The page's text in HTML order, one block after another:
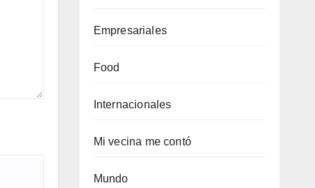
Empresariales
Food
Internacionales
Mi vecina me contó
Mundo